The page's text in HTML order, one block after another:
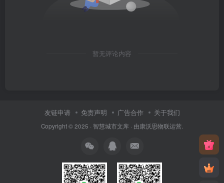
暂无评论内容
友链申请 免责声明 广告合作 关于我们
Copyright © 2025 · 智慧城市文库 · 由康沃思物联运营.